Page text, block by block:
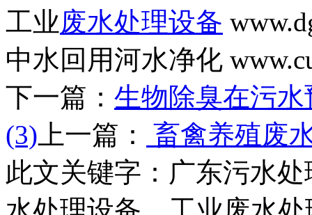
工业废水处理设备
中水回用河水净化
下一篇： 生物除臭在污
(3) 上一篇：
畜禽养殖废
此文关键字： 广东污水